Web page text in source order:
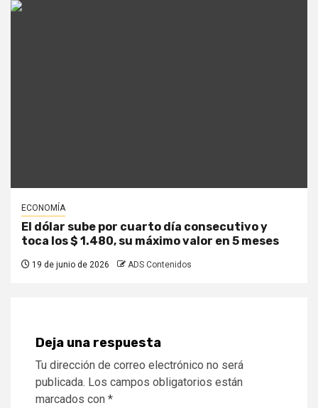
ECONOMÍA
El dólar sube por cuarto día consecutivo y
toca los $ 1.480, su máximo valor en 5 meses
19 de junio de 2026 ADS Contenidos
Deja una respuesta
Tu dirección de correo electrónico no será
publicada. Los campos obligatorios están
marcados con *